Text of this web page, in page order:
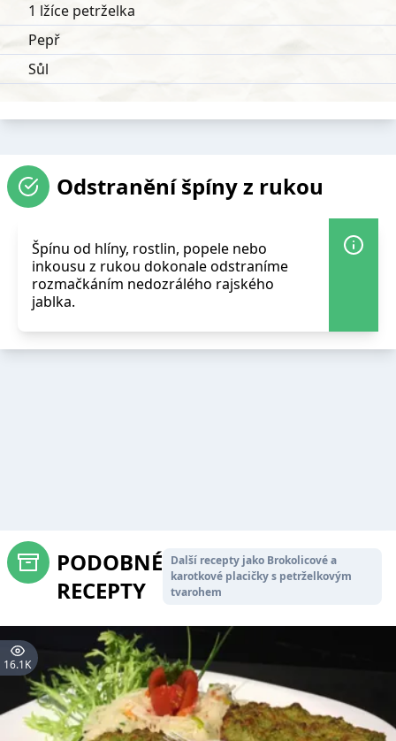
1 lžíce petrželka
Pepř
Sůl
Odstranění špíny z rukou
Špínu od hlíny, rostlin, popele nebo
inkousu z rukou dokonale odstraníme
rozmačkáním nedozrálého rajského
jablka.
PODOBNÉ
RECEPTY
Další recepty jako Brokolicové a
karotkové placičky s petrželkovým
tvarohem
16.1K